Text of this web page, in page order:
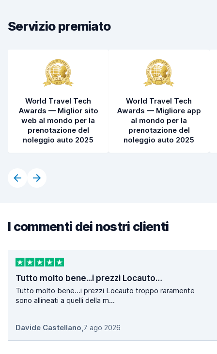
Condizioni dell'auto
Servizio premiato
World Travel Tech
Awards — Miglior sito
web al mondo per la
prenotazione del
noleggio auto 2025
World Travel Tech
Awards — Migliore app
al mondo per la
prenotazione del
noleggio auto 2025
I commenti dei nostri clienti
Tutto molto bene...i prezzi Locauto…
Tutto molto bene...i prezzi Locauto troppo raramente
sono allineati a quelli della m...
Davide Castellano,7 ago 2026